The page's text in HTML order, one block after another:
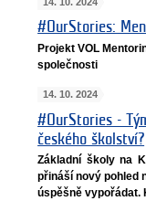
#OurStories:
Projekt VOL
společnosti
14. 10. 2024
#OurStories -
českého školství?
Základní školy na
přináší nový pohled
úspěšně vypořádat.